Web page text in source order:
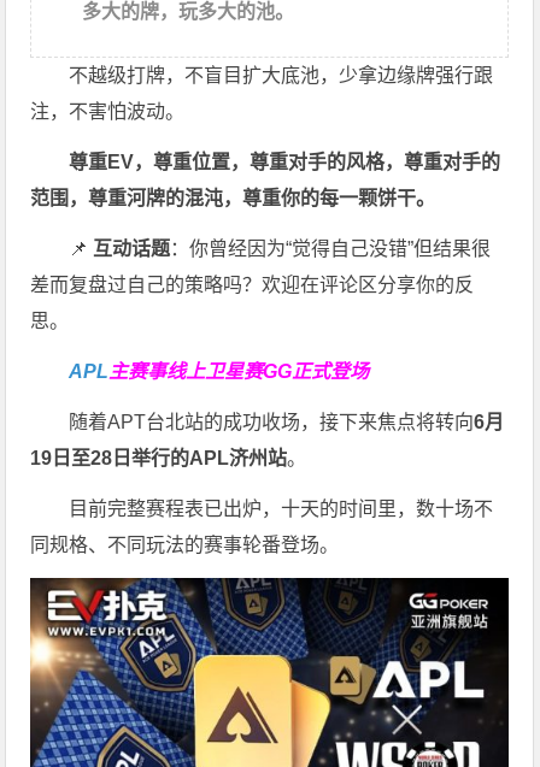
多大的牌，玩多大的池。
不越级打牌，不盲目扩大底池，少拿边缘牌强行跟
注，不害怕波动。
尊重EV，尊重位置，尊重对手的风格，尊重对手的
范围，尊重河牌的混沌，尊重你的每一颗饼干。
📌 互动话题：你曾经因为“觉得自己没错”但结果很
差而复盘过自己的策略吗？欢迎在评论区分享你的反
思。
APL 主赛事线上卫星赛GG正式登场
随着APT台北站的成功收场，接下来焦点将转向6月
19 日至28 日举行的APL济州站。
目前完整赛程表已出炉，十天的时间里，数十场不
同规格、不同玩法的赛事轮番登场。